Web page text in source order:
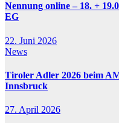
Nennung online – 18. +
EG
22. Juni 2026
News
Tiroler Adler 2026 beim
Innsbruck
27. April 2026